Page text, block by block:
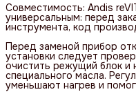
Совместимость: Andis
универсальным: перед
инструмента, код
Перед заменой прибор
установки следует
очистить режущий блок и
специального масла.
уменьшают нагрев и